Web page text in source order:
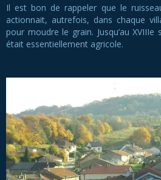
Il est bon de rappeler que le
actionnait, autrefois, dans chaque
pour moudre le grain. Jusqu’au XVIIIe
était essentiellement agricole.